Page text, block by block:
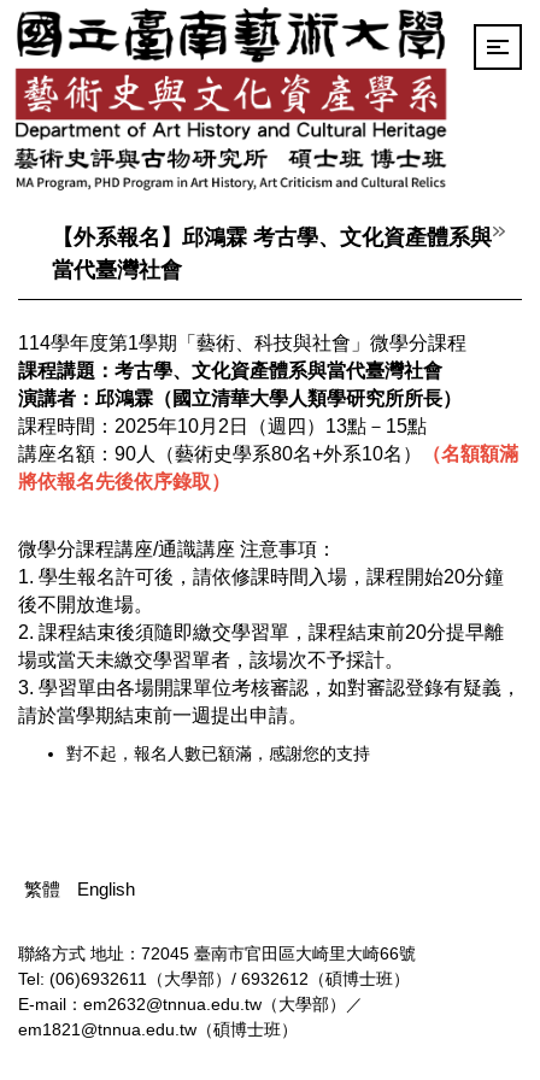
跳
到
主
要
內
容
區
【外系報名】邱鴻霖 考古學、文化資產體系與
當代臺灣社會
114學年度第1學期「藝術、科技與社會」微學分課程
課程講題：考古學、文化資產體系與當代臺灣社會
演講者：邱鴻霖（國立清華大學人類學研究所所長）
課程時間：2025年10月2日（週四）13點－15點
講座名額：90人（藝術史學系80名+外系10名）
（名額額滿
將依報名先後依序錄取）
微學分課程講座/通識講座 注意事項：
1. 學生報名許可後，請依修課時間入場，課程開始20分鐘
後不開放進場。
2. 課程結束後須隨即繳交學習單，課程結束前20分提早離
場或當天未繳交學習單者，該場次不予採計。
3. 學習單由各場開課單位考核審認，如對審認登錄有疑義，
請於當學期結束前一週提出申請。
對不起，報名人數已額滿，感謝您的支持
繁體 English
聯絡方式 地址：72045 臺南市官田區大崎里大崎66號
Tel: (06)6932611（大學部）/ 6932612（碩博士班）
E-mail：em2632@tnnua.edu.tw（大學部）／
em1821@tnnua.edu.tw（碩博士班）